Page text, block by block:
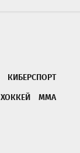
КИБЕРСПОРТ
ХОККЕЙ
ММА